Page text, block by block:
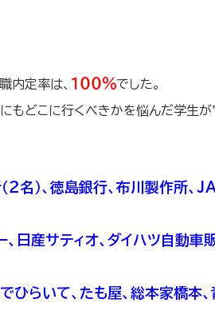
内定率は、 １００％でした。
もどこに行くべきかを悩んだ学生が
名）、徳島銀行、布川製作所、
、日産サティオ、ダイハツ自動車
ひらいて、たも屋、総本家橋本、